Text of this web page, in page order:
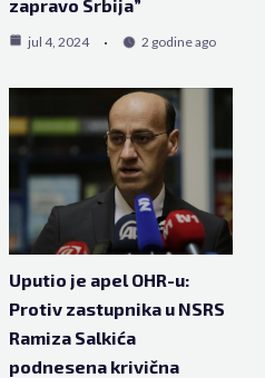
zapravo Srbija”
jul 4, 2024 2 godine ago
Uputio je apel OHR-u:
Protiv zastupnika u NSRS
Ramiza Salkića
podnesena krivična